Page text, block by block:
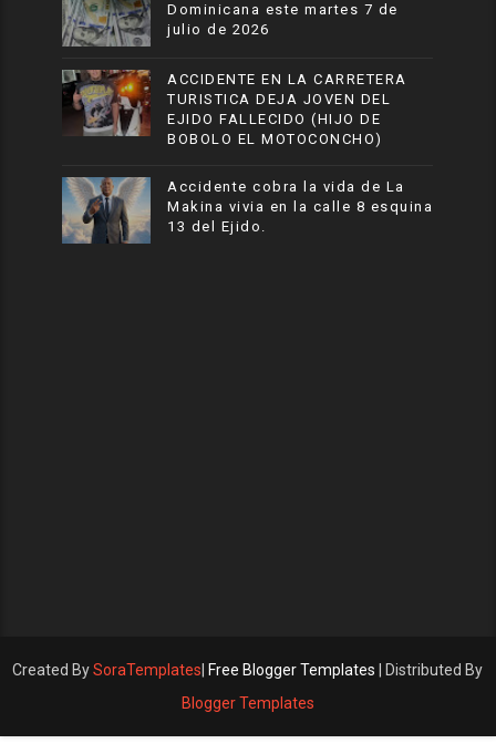
Dominicana este martes 7 de
julio de 2026
ACCIDENTE EN LA CARRETERA
TURISTICA DEJA JOVEN DEL
EJIDO FALLECIDO (HIJO DE
BOBOLO EL MOTOCONCHO)
Accidente cobra la vida de La
Makina vivia en la calle 8 esquina
13 del Ejido.
Created BySoraTemplates Free Blogger Templates | Distributed By
Blogger Templates